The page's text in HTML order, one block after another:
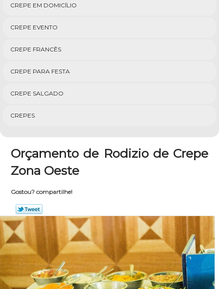
CREPE EM DOMICÍLIO
CREPE EVENTO
CREPE FRANCÊS
CREPE PARA FESTA
CREPE SALGADO
CREPES
Orçamento de Rodizio de Crepe
Zona Oeste
Gostou? compartilhe!